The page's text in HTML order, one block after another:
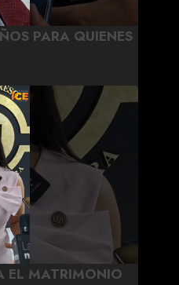
PARA QUIENES
EL MATRIMONIO